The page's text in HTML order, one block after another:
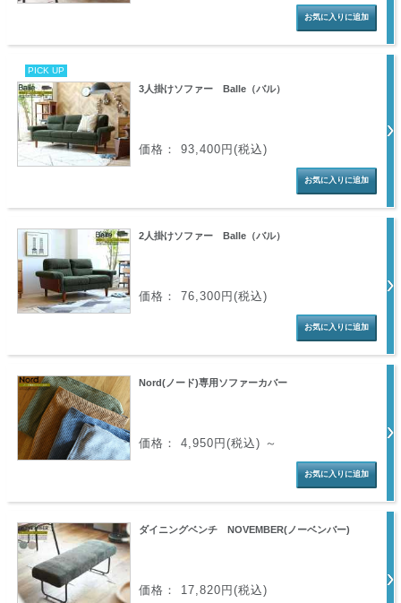
PICK UP
3人掛けソファー Balle（バル）
価格： 93,400円(税込)
2人掛けソファー Balle（バル）
価格： 76,300円(税込)
Nord(ノード)専用ソファーカバー
価格： 4,950円(税込) ～
ダイニングベンチ NOVEMBER(ノーベンバー)
価格： 17,820円(税込)